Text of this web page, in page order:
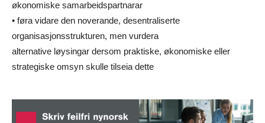
økonomiske samarbeidspartnarar
• føra vidare den noverande, desentraliserte
organisasjonsstrukturen, men vurdera
alternative løysingar dersom praktiske, økonomiske eller
strategiske omsyn skulle tilseia dette